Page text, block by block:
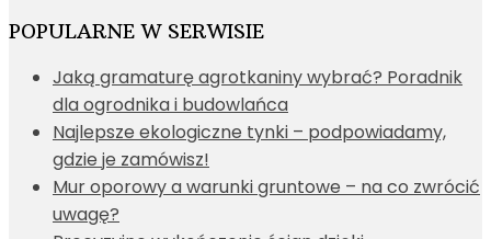
POPULARNE W SERWISIE
Jaką gramaturę agrotkaniny wybrać? Poradnik
dla ogrodnika i budowlańca
Najlepsze ekologiczne tynki – podpowiadamy,
gdzie je zamówisz!
Mur oporowy a warunki gruntowe – na co zwrócić
uwagę?